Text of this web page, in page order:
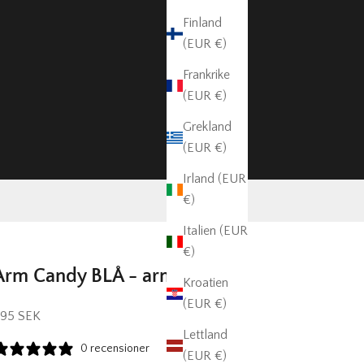
Finland
(EUR €)
Frankrike
(EUR €)
Grekland
(EUR €)
Irland (EUR
€)
Italien (EUR
€)
Kroatien
(EUR €)
Lettland
(EUR €)
Candy BLÅ - armband
pris
SEK
0 recensioner